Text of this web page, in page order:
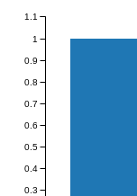
0.3
0.4
0.5
0.6
0.7
0.8
0.9
1
1.1